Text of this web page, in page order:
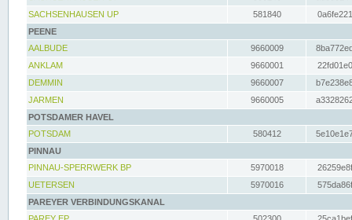
SACHSENHAUSEN UP
581840
PEENE
AALBUDE
9660009
ANKLAM
9660001
DEMMIN
9660007
JARMEN
9660005
POTSDAMER HAVEL
POTSDAM
580412
PINNAU
PINNAU-SPERRWERK BP
5970018
UETERSEN
5970016
PAREYER VERBINDUNGSKANAL